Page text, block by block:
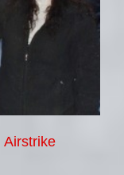
Airstrike